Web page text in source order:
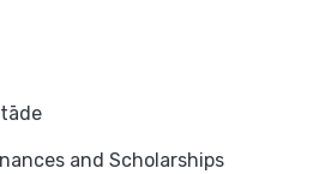
and Scholarships